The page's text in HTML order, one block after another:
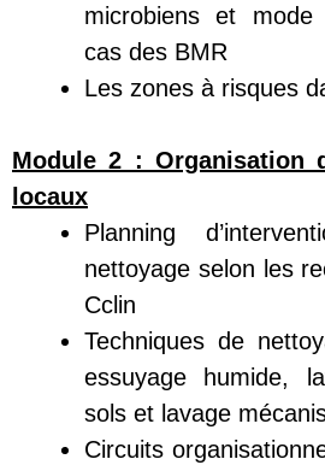
microbiens et mode
cas des BMR
Les zones à risques
Module 2 : Organisation
locaux
Planning
nettoyage selon les
Cclin
Techniques de
essuyage humide,
sols et lavage
Circuits